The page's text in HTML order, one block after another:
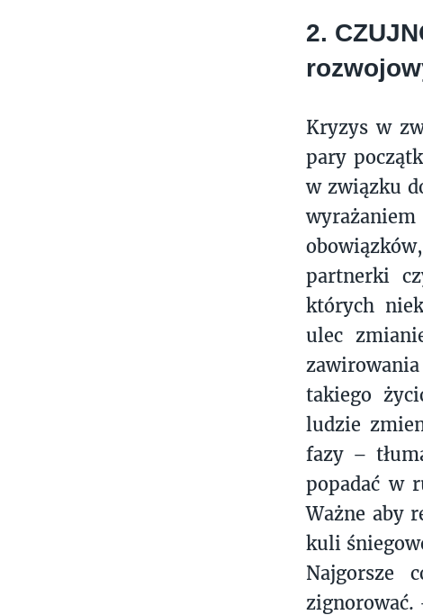
2.
Kryzys w
pary
w związku
wyrażaniem
partnerki
których
ulec
takiego
ludzie
fazy –
popadać w
Ważne aby
kuli
Najgorsze
zignorować.